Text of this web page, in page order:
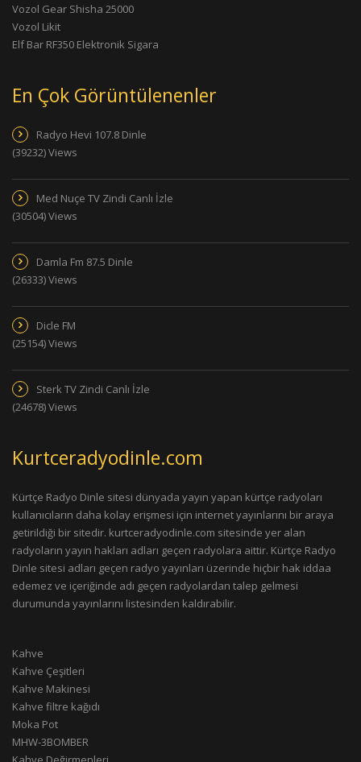
Vozol Gear Shisha 25000
Vozol Likit
Elf Bar RF350 Elektronik Sigara
En Çok Görüntülenenler
Radyo Hevi 107.8 Dinle
(39232) Views
Med Nuçe TV Zindi Canlı İzle
(30504) Views
Damla Fm 87.5 Dinle
(26333) Views
Dicle FM
(25154) Views
Sterk TV Zindi Canlı İzle
(24678) Views
Kurtceradyodinle.com
Kürtçe Radyo Dinle sitesi dünyada yayın yapan kürtçe radyoları
kullanıcıların daha kolay erişmesi için internet yayınlarını bir araya
getirildiği bir sitedir. kurtceradyodinle.com sitesinde yer alan
radyoların yayın hakları adları geçen radyolara aittir. Kürtçe Radyo
Dinle sitesi adları geçen radyo yayınları üzerinde hiçbir hak iddaa
edemez ve içeriğinde adı geçen radyolardan talep gelmesi
durumunda yayınlarını listesinden kaldırabilir.
Kahve
Kahve Çeşitleri
Kahve Makinesi
Kahve filtre kağıdı
Moka Pot
MHW-3BOMBER